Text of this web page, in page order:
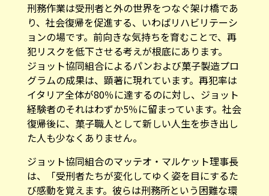
刑務作業は受刑者と外の世界をつなぐ架け橋であ
り、社会復帰を促進する、いわばリハビリテーシ
ョンの場です。前向きな気持ちを育むことで、再
犯リスクを低下させる考えが根底にあります。
ジョット協同組合によるパンおよび菓子製造プロ
グラムの成果は、顕著に現れています。再犯率は
イタリア全体が80％に達するのに対し、ジョット
経験者のそれはわずか5％に留まっています。社会
復帰後に、菓子職人として新しい人生を歩き出し
た人も少なくありません。
ジョット協同組合のマッテオ・マルケット理事長
は、「受刑者たちが変化してゆく姿を目にするた
び感動を覚えます。彼らは刑務所という困難な環